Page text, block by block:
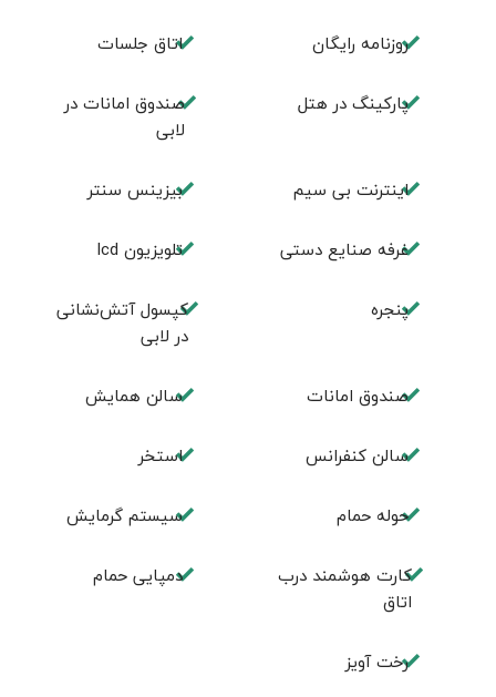
روزنامه رایگان اتاق جلسات
پارکینگ در هتل
صندوق امانات در
لابی
اینترنت بی سیم بیزینس سنتر
غرفه صنایع دستی تلویزیون lcd
پنجره
کپسول آتش‌نشانی
در لابی
صندوق امانات سالن همايش
سالن كنفرانس استخر
حوله حمام سیستم گرمایش
کارت هوشمند درب
اتاق
دمپایی حمام
رخت آویز